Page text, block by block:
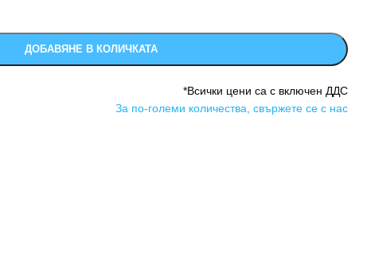
ДОБАВЯНЕ В КОЛИЧКАТА
*Всички цени са с включен ДДС
За по-големи количества, свържете се с нас